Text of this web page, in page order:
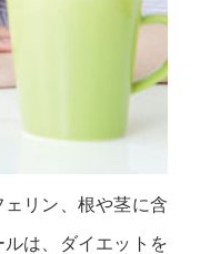
リン、根や茎に含
は、ダイエットを